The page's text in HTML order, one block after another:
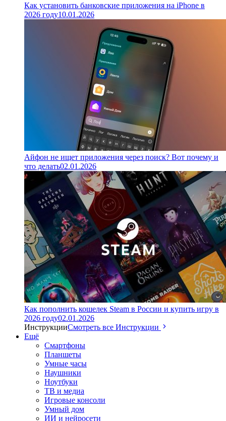
Как установить банковские приложения на iPhone в
2026 году10.01.2026
Айфон не ищет приложения через поиск? Вот почему и
что делать02.01.2026
Как пополнить кошелек Steam в России и купить игру в
2026 году02.01.2026
ИнструкцииСмотреть все Инструкции
Ещё
Смартфоны
Планшеты
Умные часы
Наушники
Ноутбуки
ТВ и медиа
Игровые консоли
Умный дом
ИИ и нейросети